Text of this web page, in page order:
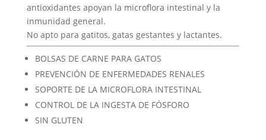
antioxidantes apoyan la microflora intestinal y la
inmunidad general.
No apto para gatitos, gatas gestantes y lactantes.
BOLSAS DE CARNE PARA GATOS
PREVENCIÓN DE ENFERMEDADES RENALES
SOPORTE DE LA MICROFLORA INTESTINAL
CONTROL DE LA INGESTA DE FÓSFORO
SIN GLUTEN